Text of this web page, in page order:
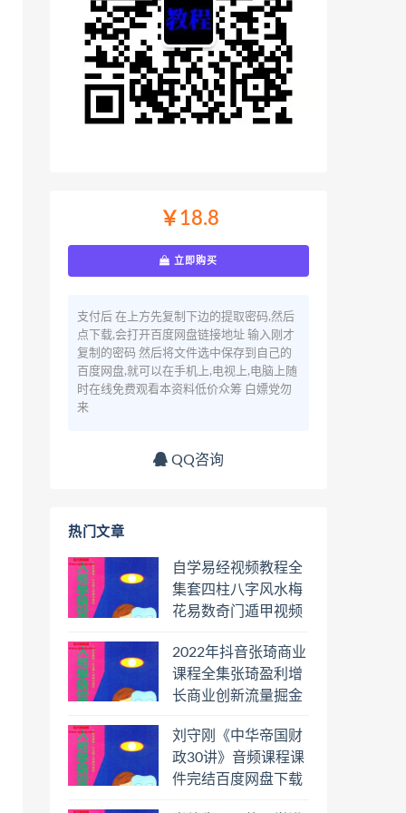
￥18.8
立即购买
支付后 在上方先复制下边的提取密码,然后
点下载,会打开百度网盘链接地址 输入刚才
复制的密码 然后将文件选中保存到自己的
百度网盘,就可以在手机上,电视上,电脑上随
时在线免费观看本资料低价众筹 白嫖党勿
来
QQ咨询
热门文章
自学易经视频教程全
集套四柱八字风水梅
花易数奇门遁甲视频
日罗盘教程百度云网
盘会员
2022年抖音张琦商业
课程全集张琦盈利增
长商业创新流量掘金
盘下载学习
刘守刚《中华帝国财
政30讲》音频课程课
件完结百度网盘下载